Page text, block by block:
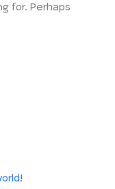
for. Perhaps